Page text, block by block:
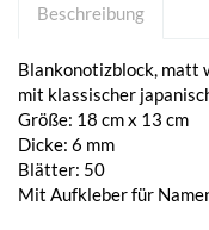
Beschreibung
Blankonotizblock, matt
mit klassischer
Größe: 18 cm x 13 cm
Dicke: 6 mm
Blätter: 50
Mit Aufkleber für